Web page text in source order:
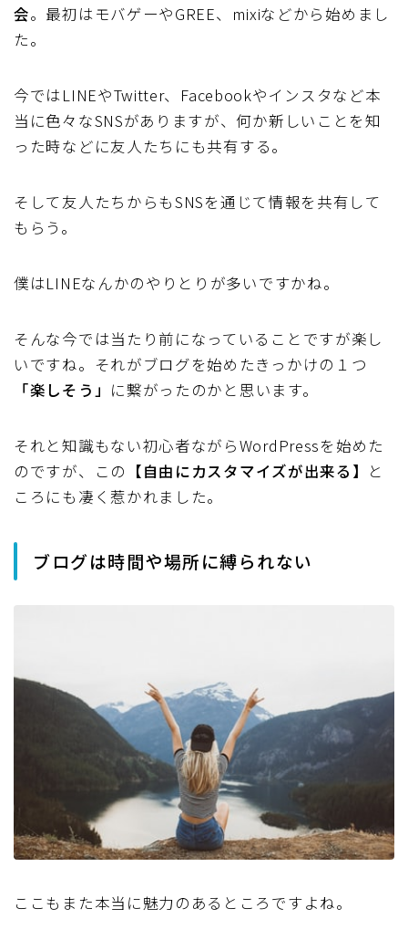
会。最初はモバゲーやGREE、mixiなどから始めまし
た。
今ではLINEやTwitter、Facebookやインスタなど本
当に色々なSNSがありますが、何か新しいことを知
った時などに友人たちにも共有する。
そして友人たちからもSNSを通じて情報を共有して
もらう 。
僕はLINEなんかのやりとりが多いですかね。
そんな今では当たり前になっていることですが楽し
いですね。それがブログを始めたきっかけの１つ
「楽しそう」 に繋がったのかと思います。
それと知識もない初心者ながらWordPressを始めた
のですが、この 【自由にカスタマイズが出来る】 と
ころにも凄く惹かれました。
ブログは時間や場所に縛られない
ここもまた本当に魅力のあるところですよね。